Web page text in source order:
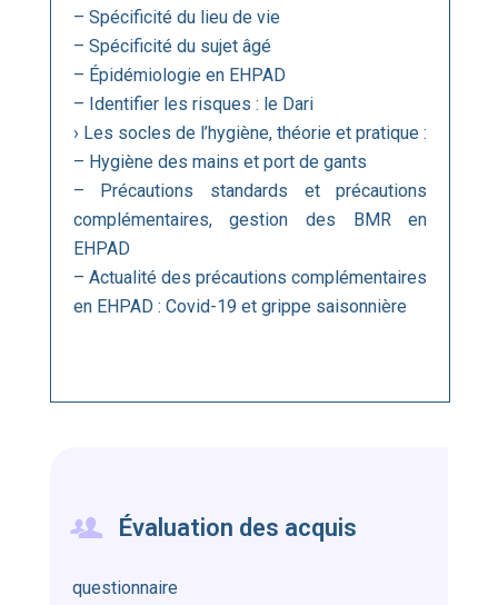
– Spécificité du lieu de vie
– Spécificité du sujet âgé
– Épidémiologie en EHPAD
– Identifier les risques : le Dari
› Les socles de l’hygiène, théorie et pratique :
– Hygiène des mains et port de gants
– Précautions standards et précautions
complémentaires, gestion des BMR en
EHPAD
– Actualité des précautions complémentaires
en EHPAD : Covid-19 et grippe saisonnière
Évaluation des acquis
questionnaire